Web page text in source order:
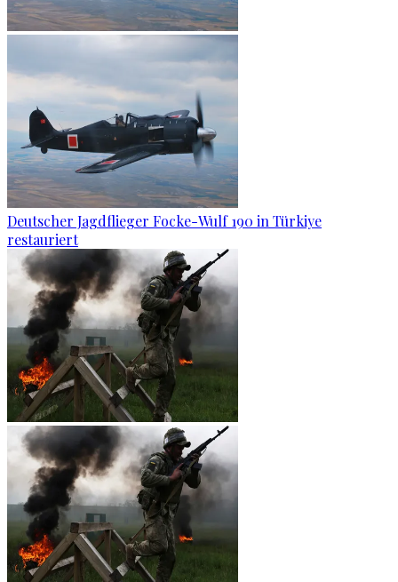
Deutscher Jagdflieger Focke-Wulf 190 in Türkiye
restauriert